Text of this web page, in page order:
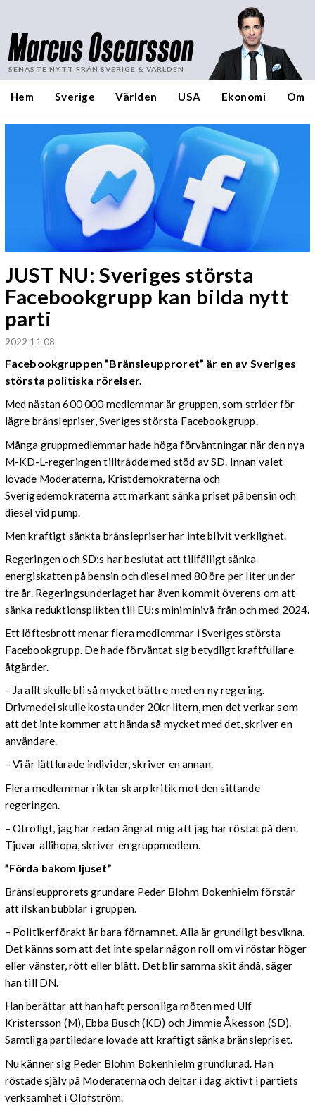
Marcus Oscarsson
SENASTE NYTT FRÅN SVERIGE & VÄRLDEN
Hem Sverige Världen USA Ekonomi Om
JUST NU: Sveriges största
Facebookgrupp kan bilda nytt
parti
2022 11 08
Facebookgruppen ”Bränsleupproret” är en av Sveriges
största politiska rörelser.
Med nästan 600 000 medlemmar är gruppen, som strider för
lägre bränslepriser, Sveriges största Facebookgrupp.
Många gruppmedlemmar hade höga förväntningar när den nya
M-KD-L-regeringen tillträdde med stöd av SD. Innan valet
lovade Moderaterna, Kristdemokraterna och
Sverigedemokraterna att markant sänka priset på bensin och
diesel vid pump.
Men kraftigt sänkta bränslepriser har inte blivit verklighet.
Regeringen och SD:s har beslutat att tillfälligt sänka
energiskatten på bensin och diesel med 80 öre per liter under
tre år. Regeringsunderlaget har även kommit överens om att
sänka reduktionsplikten till EU:s miniminivå från och med 2024.
Ett löftesbrott menar flera medlemmar i Sveriges största
Facebookgrupp. De hade förväntat sig betydligt kraftfullare
åtgärder.
– Ja allt skulle bli så mycket bättre med en ny regering.
Drivmedel skulle kosta under 20kr litern, men det verkar som
att det inte kommer att hända så mycket med det, skriver en
användare.
– Vi är lättlurade individer, skriver en annan.
Flera medlemmar riktar skarp kritik mot den sittande
regeringen.
– Otroligt, jag har redan ångrat mig att jag har röstat på dem.
Tjuvar allihopa, skriver en gruppmedlem.
”Förda bakom ljuset”
Bränsleupprorets grundare Peder Blohm Bokenhielm förstår
att ilskan bubblar i gruppen.
– Politikerförakt är bara förnamnet. Alla är grundligt besvikna.
Det känns som att det inte spelar någon roll om vi röstar höger
eller vänster, rött eller blått. Det blir samma skit ändå, säger
han till DN.
Han berättar att han haft personliga möten med Ulf
Kristersson (M), Ebba Busch (KD) och Jimmie Åkesson (SD).
Samtliga partiledare lovade att kraftigt sänka bränslepriset.
Nu känner sig Peder Blohm Bokenhielm grundlurad. Han
röstade själv på Moderaterna och deltar i dag aktivt i partiets
verksamhet i Olofström.